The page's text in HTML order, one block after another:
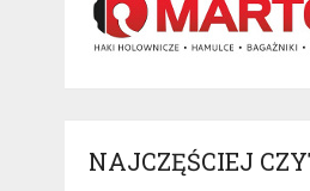
NAJCZĘŚCIEJ